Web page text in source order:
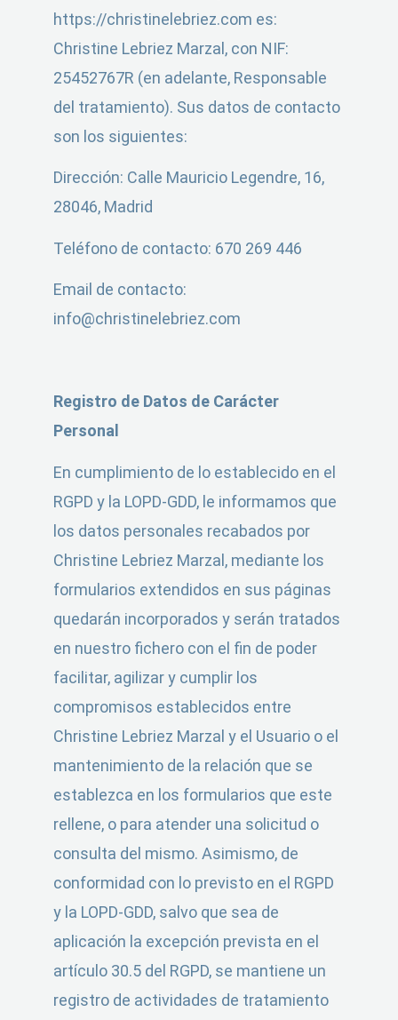
https://christinelebriez.com es:
Christine Lebriez Marzal, con NIF:
25452767R (en adelante, Responsable
del tratamiento). Sus datos de contacto
son los siguientes:
Dirección: Calle Mauricio Legendre, 16,
28046, Madrid
Teléfono de contacto: 670 269 446
Email de contacto:
info@christinelebriez.com
Registro de Datos de Carácter
Personal
En cumplimiento de lo establecido en el
RGPD y la LOPD-GDD, le informamos que
los datos personales recabados por
Christine Lebriez Marzal, mediante los
formularios extendidos en sus páginas
quedarán incorporados y serán tratados
en nuestro fichero con el fin de poder
facilitar, agilizar y cumplir los
compromisos establecidos entre
Christine Lebriez Marzal y el Usuario o el
mantenimiento de la relación que se
establezca en los formularios que este
rellene, o para atender una solicitud o
consulta del mismo. Asimismo, de
conformidad con lo previsto en el RGPD
y la LOPD-GDD, salvo que sea de
aplicación la excepción prevista en el
artículo 30.5 del RGPD, se mantiene un
registro de actividades de tratamiento